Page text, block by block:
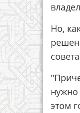
Но,
нужно
этом